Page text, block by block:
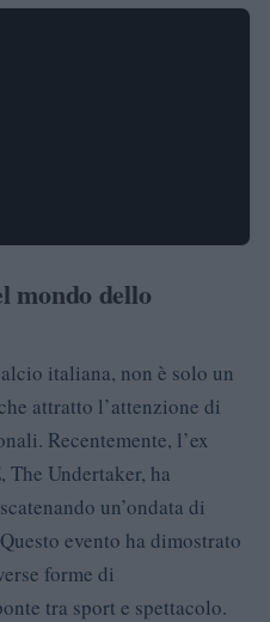
mondo dello
italiana, non è solo un
attratto l’attenzione di
Recentemente, l’ex
Undertaker, ha
un’ondata di
evento ha dimostrato
forme di
tra sport e spettacolo.